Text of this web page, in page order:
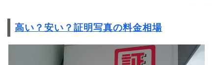
高い？安い？証明写真の料金相場